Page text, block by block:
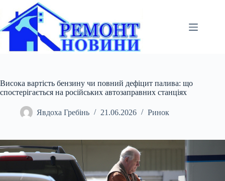
вмісту
Висока вартість бензину чи повний дефіцит палива: що
спостерігається на російських автозаправних станціях
Явдоха Гребінь 21.06.2026 Ринок